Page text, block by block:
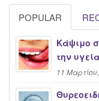
POPULAR
Κάψιμο
την
11